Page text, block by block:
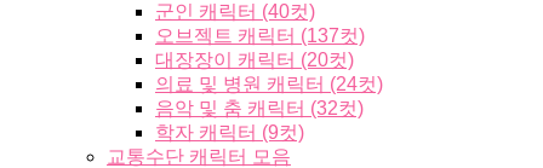
군인 캐릭터 (40컷)
오브젝트 캐릭터 (137컷)
대장장이 캐릭터 (20컷)
의료 및 병원 캐릭터 (24컷)
음악 및 춤 캐릭터 (32컷)
학자 캐릭터 (9컷)
교통수단 캐릭터 모음